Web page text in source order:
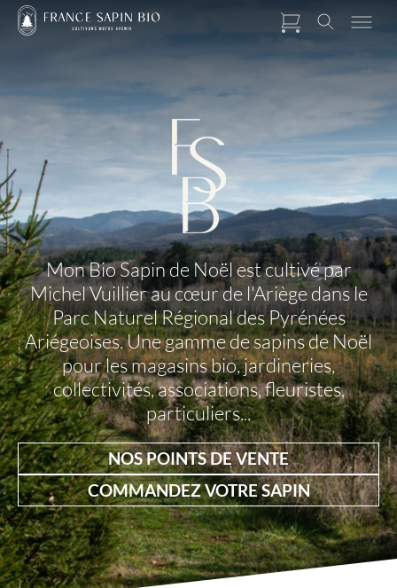
Mon Bio Sapin de Noël est cultivé par
Michel Vuillier au cœur de l'Ariège dans le
Parc Naturel Régional des Pyrénées
Ariégeoises. Une gamme de sapins de Noël
pour les magasins bio, jardineries,
collectivités, associations, fleuristes,
particuliers...
NOS POINTS DE VENTE
COMMANDEZ VOTRE SAPIN